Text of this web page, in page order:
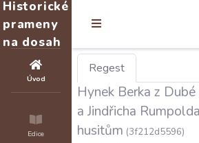
Historické
prameny
na dosah
Úvod
Edice
Regest
Hynek Berka z
a Jindřicha
husitům (3f212d5596)